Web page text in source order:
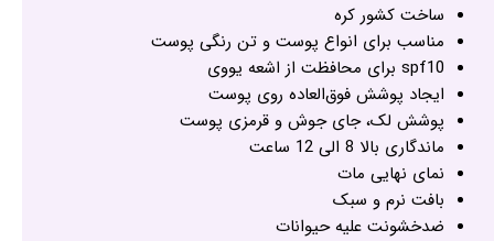
ساخت کشور کره
مناسب برای انواع پوست و تن رنگی پوست
spf10 برای محافظت از اشعه یووی
ایجاد پوشش فوق‌العاده روی پوست
پوشش لک، جای جوش و قرمزی پوست
ماندگاری بالا 8 الی 12 ساعت
نمای نهایی مات
بافت نرم و سبک
ضدخشونت علیه حیوانات